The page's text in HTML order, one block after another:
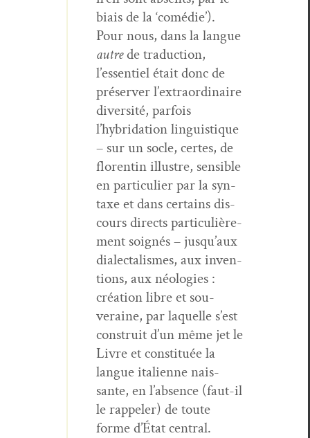
biais de la ‘comédie’).
Pour nous, dans la langue
autrede tra­duc­tion,
l’essentiel était donc de
préserv­er l’extraordinaire
diver­sité, par­fois
l’hybridation lin­guis­tique
– sur un socle, certes, de
flo­rentin illus­tre, sen­si­ble
en par­ti­c­uli­er par la syn­
taxe et dans cer­tains dis­
cours directs par­ti­c­ulière­
ment soignés – jusqu’aux
dialec­tal­ismes, aux inven­
tions, aux néolo­gies :
créa­tion libre et sou­
veraine, par laque­lle s’est
con­stru­it d’un même jet le
Livre et con­sti­tuée la
langue ital­i­enne nais­
sante, en l’absence (faut-il
le rap­pel­er) de toute
forme d’État central.